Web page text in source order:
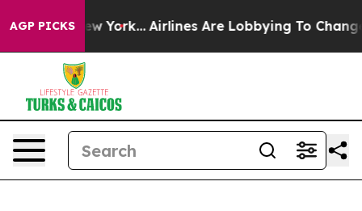
AGP PICKS
New York... Airlines Are Lobbying To Change